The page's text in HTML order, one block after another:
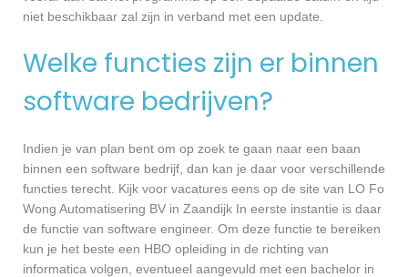
niet beschikbaar zal zijn in verband met een update.
Welke functies zijn er binnen
software bedrijven?
Indien je van plan bent om op zoek te gaan naar een baan
binnen een software bedrijf, dan kan je daar voor verschillende
functies terecht. Kijk voor vacatures eens op de site van LO Fo
Wong Automatisering BV in Zaandijk In eerste instantie is daar
de functie van software engineer. Om deze functie te bereiken
kun je het beste een HBO opleiding in de richting van
informatica volgen, eventueel aangevuld met een bachelor in